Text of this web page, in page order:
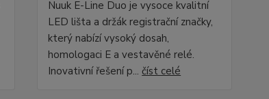
Nuuk E-Line Duo je vysoce kvalitní
LED lišta a držák registrační značky,
který nabízí vysoký dosah,
homologaci E a vestavěné relé.
Inovativní řešení p...číst celé